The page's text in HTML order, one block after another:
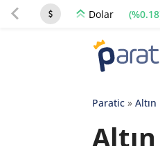
Dolar
Paratic»